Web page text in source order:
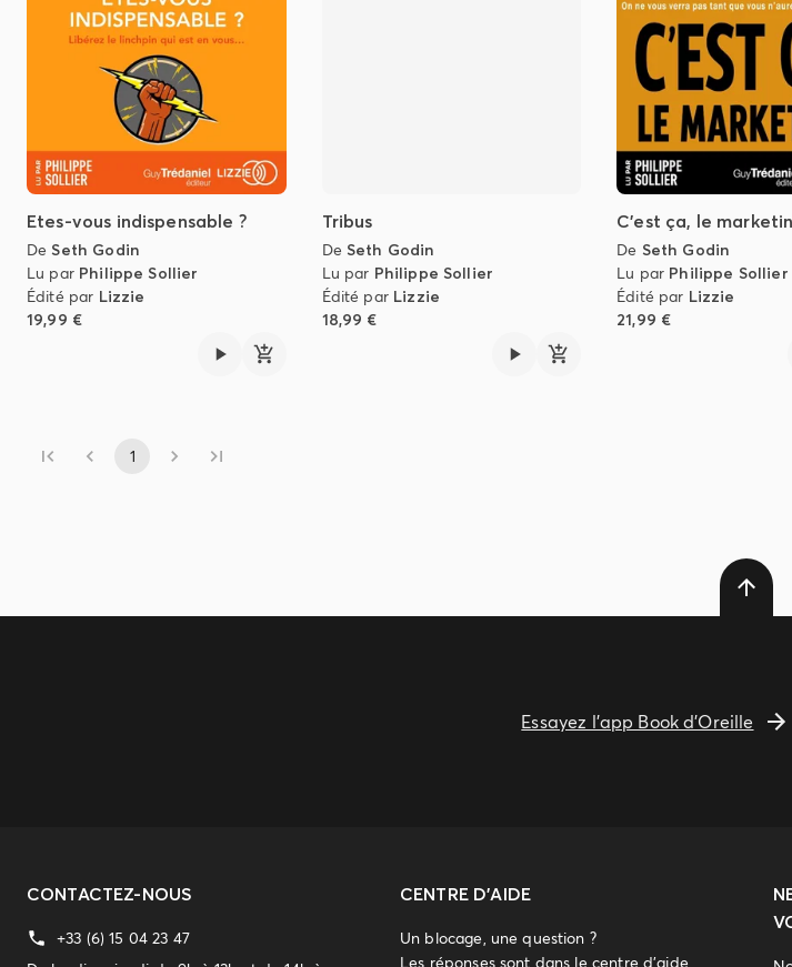
Etes-vous indispensable ?
De Seth Godin
Lu par Philippe Sollier
Édité par Lizzie
19,99 €
Tribus
De Seth Godin
Lu par Philippe Sollier
Édité par Lizzie
18,99 €
C'est ça, le
De Seth Godin
Lu par Philippe Sollier
Édité par Lizzie
21,99 €
1
Essayez l'app Book d'Oreille
CONTACTEZ-NOUS
+33 (6) 15 04 23 47
CENTRE D'AIDE
Un blocage, une question ?
Les réponses sont dans le centre d'aide.